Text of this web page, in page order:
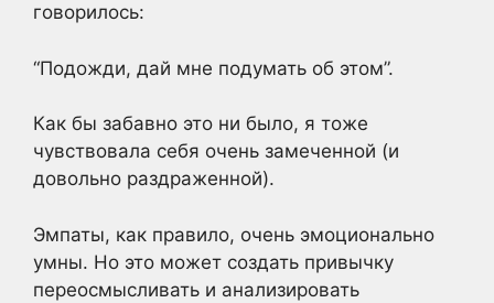
говорилось:
“Подожди, дай мне подумать об этом”.
Как бы забавно это ни было, я тоже
чувствовала себя очень замеченной (и
довольно раздраженной).
Эмпаты, как правило, очень эмоционально
умны. Но это может создать привычку
переосмысливать и анализировать